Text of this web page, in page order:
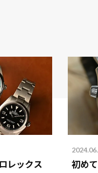
レックス
初め